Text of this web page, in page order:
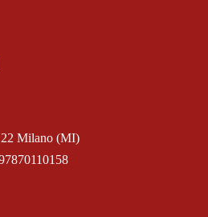
Milano (MI)